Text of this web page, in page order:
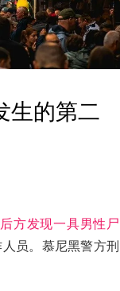
生的第二
方发现一具男性尸
员。慕尼黑警方刑